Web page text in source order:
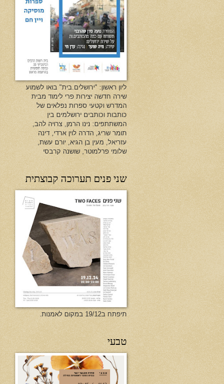
ליון ראשון: "ירושלים.בית" בואו לשמוע
שירה חדשה יצירות פרי לימוד מבית
המדרש וקטעי ספרות נפלאים של
כותבות וכותבים ירושלמים בין
המשתתפים: נינו הרמן, צרויה להב,
תומר שריג, הדרה לוין ארדי, דינה
עזריאל, מעין בן הגיא, יורם עשת,
שלומי פרלמוטר, שושנה קרבסי
שני פנים תערוכה קבוצתית
תיפתח ב19/12 במקום לאמנות.
טבעי